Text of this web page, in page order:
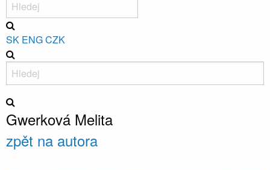
SK ENGCZK
Gwerková Melita
zpět na autora